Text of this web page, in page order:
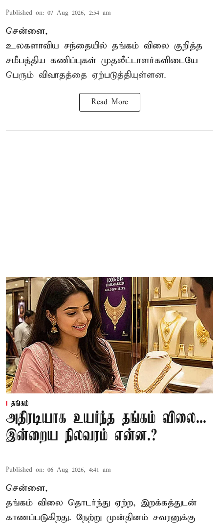
Published on: 07 Aug 2026, 2:54 am
சென்னை,
உலகளாவிய சந்தையில் தங்கம் விலை குறித்த
சமீபத்திய கணிப்புகள் முதலீட்டாளர்களிடையே
பெரும் விவாதத்தை ஏற்படுத்தியுள்ளன.
Read More
தங்கம்
அதிரடியாக உயர்ந்த தங்கம் விலை...
இன்றைய நிலவரம் என்ன.?
Published on: 06 Aug 2026, 4:41 am
சென்னை,
தங்கம் விலை தொடர்ந்து ஏற்ற, இறக்கத்துடன்
காணப்படுகிறது. நேற்று முன்தினம் சவரனுக்கு